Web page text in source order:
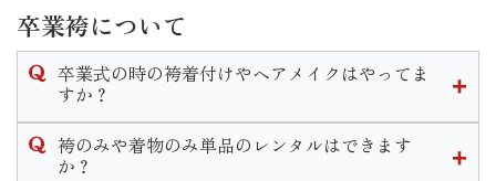
ご着用後はそのまま後ご返却頂けます。
なお著しい汚れや破損等がある場合はご返却の際にスタッフ
までお伝えいただきます様お願い致します。
卒業袴について
卒業式の時の袴着付けやヘアメイクはやってま
すか？
当店で衣装のレンタルをご成約いただいたお客様のお支度予
約は受け付けております。
袴のみや着物のみ単品のレンタルはできます
か？